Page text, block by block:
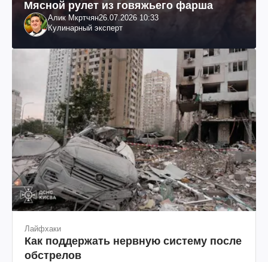
Мясной рулет из говяжьего фарша
Алик Мкртчян26.07.2026 10:33
Кулинарный эксперт
Лайфхаки
Как поддержать нервную систему после
обстрелов